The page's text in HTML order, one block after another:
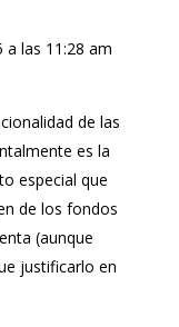
a las 11:28 am
de las
es la
especial que
de los fondos
(aunque
justificarlo en